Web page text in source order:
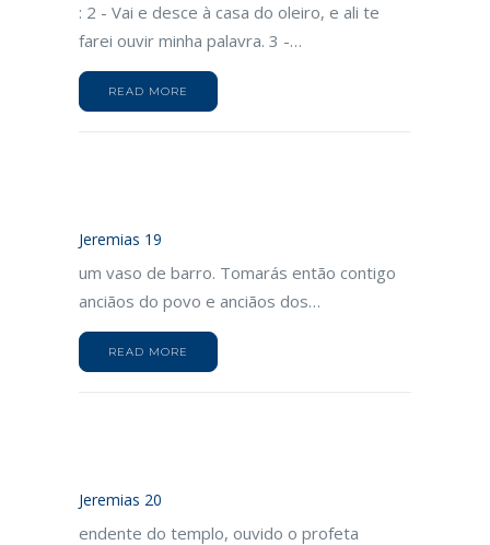
: 2 - Vai e desce à casa do oleiro, e ali te
farei ouvir minha palavra. 3 -…
READ MORE
Jeremias 19
um vaso de barro. Tomarás então contigo
anciãos do povo e anciãos dos…
READ MORE
Jeremias 20
endente do templo, ouvido o profeta